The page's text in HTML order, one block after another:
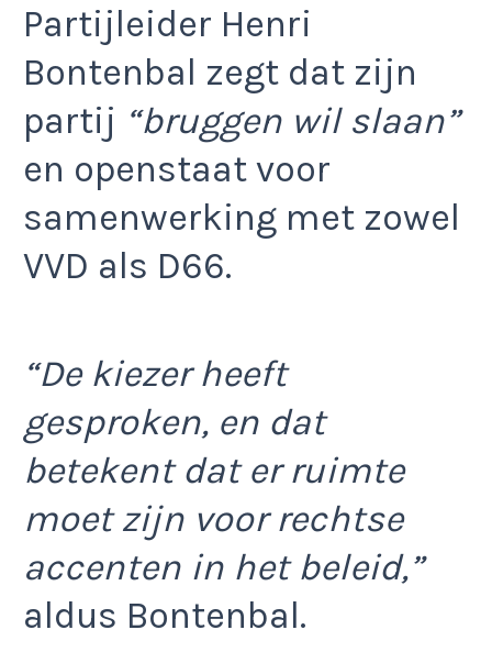
Partijleider Henri
Bontenbal zegt dat zijn
partij “bruggen wil slaan”
en openstaat voor
samenwerking met zowel
VVD als D66.
“De kiezer heeft
gesproken, en dat
betekent dat er ruimte
moet zijn voor rechtse
accenten in het beleid,”
aldus Bontenbal.